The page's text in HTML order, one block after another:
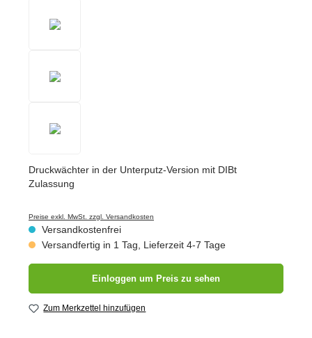
Druckwächter in der Unterputz-Version mit DIBt
Zulassung
Preise exkl. MwSt. zzgl. Versandkosten
Versandkostenfrei
Versandfertig in 1 Tag, Lieferzeit 4-7 Tage
Einloggen um Preis zu sehen
Zum Merkzettel hinzufügen